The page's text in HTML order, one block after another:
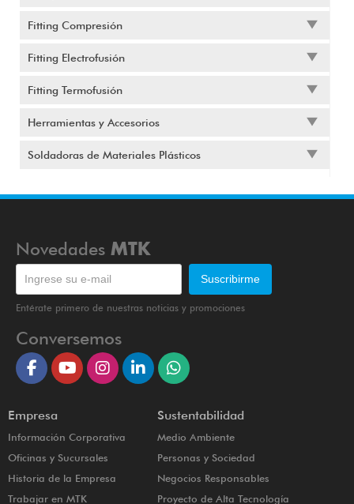
Fitting Compresión
Fitting Electrofusión
Fitting Termofusión
Herramientas y Accesorios
Soldadoras de Materiales Plásticos
Novedades MTK
Entérate primero de nuestras noticias y promociones
Conversemos
Empresa
Información Corporativa
Oficinas y Sucursales
Historia de la Empresa
Trabajar en MTK
Sustentabilidad
Medio Ambiente
Personas y Sociedad
Negocios Responsables
Proyecto de Alta Tecnología